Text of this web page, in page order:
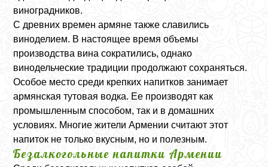
виноградников.
С древних времен армяне также славились
виноделием. В настоящее время объемы
производства вина сократились, однако
винодельческие традиции продолжают сохраняться.
Особое место среди крепких напитков занимает
армянская тутовая водка. Ее производят как
промышленным способом, так и в домашних
условиях. Многие жители Армении считают этот
напиток не только вкусным, но и полезным.
Безалкогольные напитки Армении